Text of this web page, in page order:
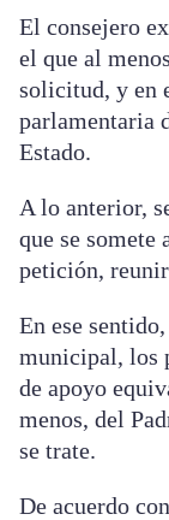
El consejero
el que al
solicitud, y en
parlamentaria
Estado.
A lo anterior,
que se somete
petición,
En ese
municipal, los
de apoyo
menos, del
se trate.
De acuerdo